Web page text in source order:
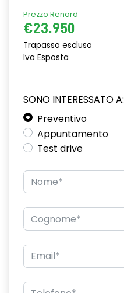
Prezzo Renord
€23.950
Trapasso escluso
Iva Esposta
SONO INTERESSATO A:
Preventivo
Appuntamento
Test drive